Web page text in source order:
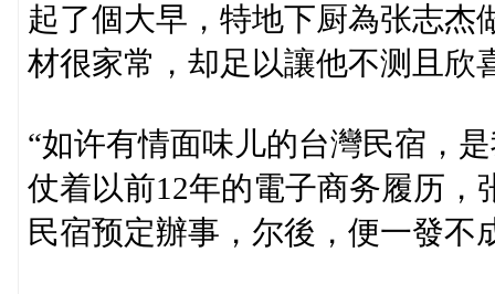
起了個大早，特地下厨為张志杰
材很家常，却足以讓他不测且欣
“如许有情面味儿的台灣民宿，
仗着以前12年的電子商务履历
民宿预定辦事，尔後，便一發不